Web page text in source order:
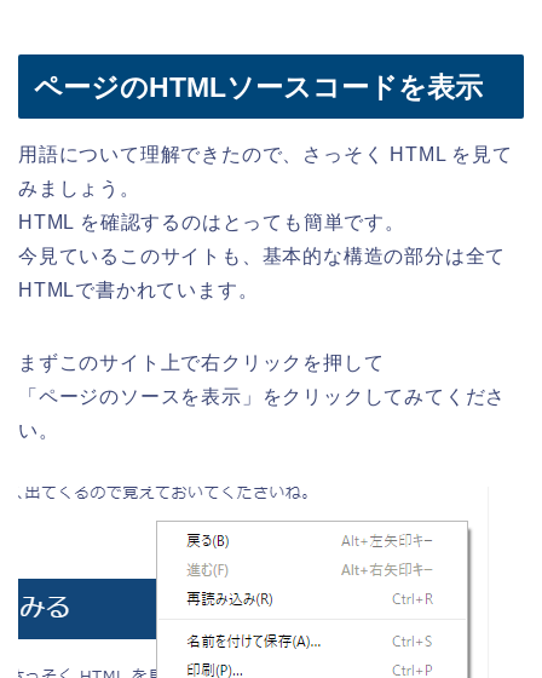
ページのHTMLソースコードを表示
用語について理解できたので、さっそく HTML を見て
みましょう。
HTML を確認するのはとっても簡単です。
今見ているこのサイトも、基本的な構造の部分は全て
HTMLで書かれています。
まずこのサイト上で右クリックを押して
「ページのソースを表示」をクリックしてみてくださ
い。